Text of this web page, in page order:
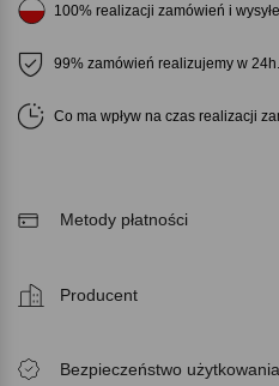
100% realizacji zamówień i
99% zamówień realizujemy w 24h.
Co ma wpływ na czas realizacji
Metody płatności
Producent
Bezpieczeństwo